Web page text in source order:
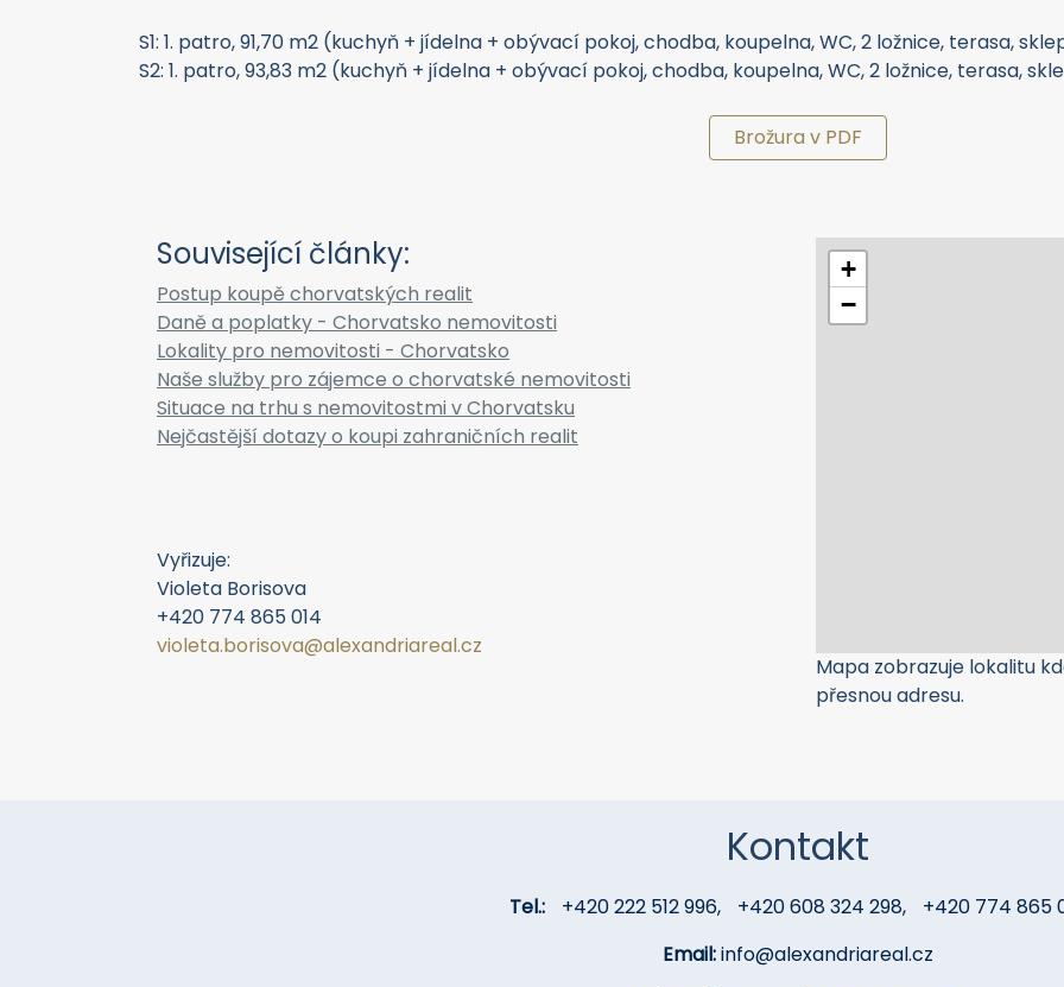
S1: 1. patro, 91,70 m2 (kuchyň + jídelna + obývací pokoj, chodba, koupelna, WC, 2 ložnice, terasa,
S2: 1. patro, 93,83 m2 (kuchyň + jídelna + obývací pokoj, chodba, koupelna, WC, 2 ložnice, terasa,
Brožura v PDF
Související články:
Postup koupě chorvatských realit
Daně a poplatky - Chorvatsko nemovitosti
Lokality pro nemovitosti - Chorvatsko
Naše služby pro zájemce o chorvatské nemovitosti
Situace na trhu s nemovitostmi v Chorvatsku
Nejčastější dotazy o koupi zahraničních realit
Vyřizuje:
Violeta Borisova
+420 774 865 014
violeta.borisova@alexandriareal.cz
+
−
Mapa zobrazuje lokalitu
přesnou adresu.
Kontakt
Tel.: +420 222 512 996, +420 608 324 298,
+420 774 865
Email:info@alexandriareal.cz